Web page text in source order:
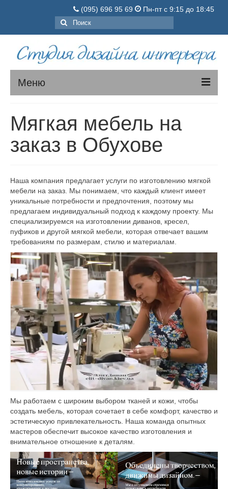
(095) 696 95 69
Пн-пт с 9:15 до 18:45
Меню
КОРПУСНАЯ МЕБЕЛЬ
О нас
Цены
Вопросы-ответы
Контакты
RU
Мягкая мебель на
заказ в Обухове
Наша компания предлагает услуги по изготовлению мягкой
мебели на заказ. Мы понимаем, что каждый клиент имеет
уникальные потребности и предпочтения, поэтому мы
предлагаем индивидуальный подход к каждому проекту. Мы
специализируемся на изготовлении диванов, кресел,
пуфиков и другой мягкой мебели, которая отвечает вашим
требованиям по размерам, стилю и материалам.
Мы работаем с широким выбором тканей и кожи, чтобы
создать мебель, которая сочетает в себе комфорт, качество и
эстетическую привлекательность. Наша команда опытных
мастеров обеспечит высокое качество изготовления и
внимательное отношение к деталям.